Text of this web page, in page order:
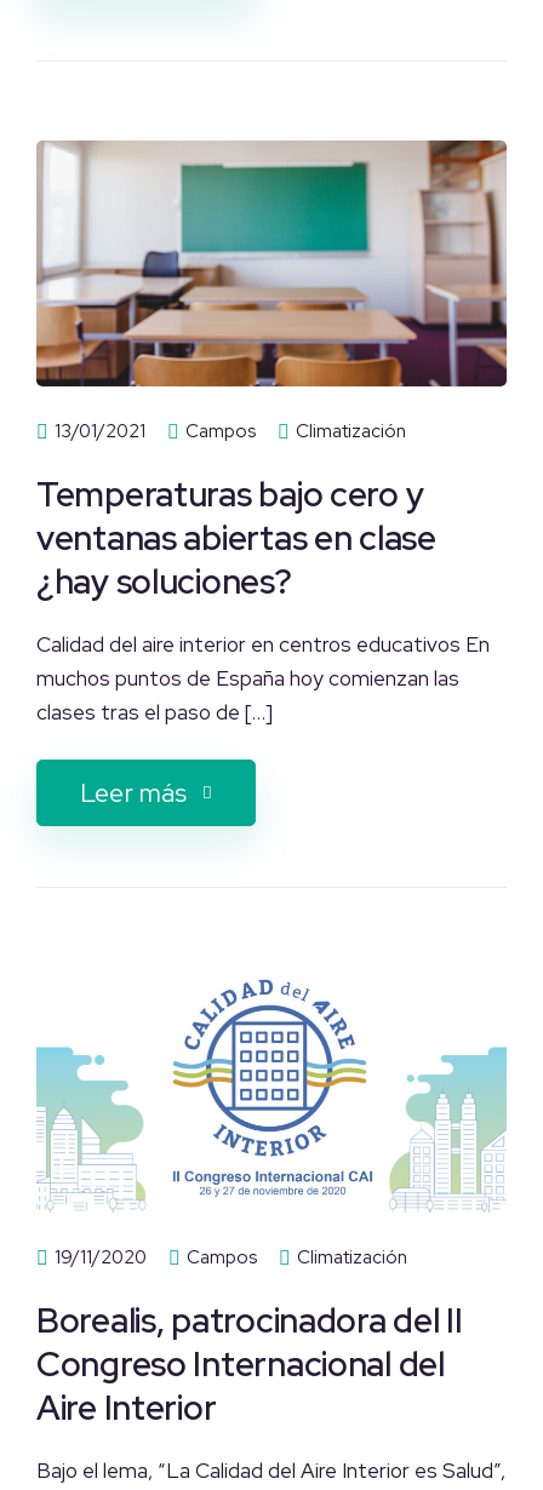
13/01/2021 Campos Climatización
Temperaturas bajo cero y
ventanas abiertas en clase
¿hay soluciones?
Calidad del aire interior en centros educativos En
muchos puntos de España hoy comienzan las
clases tras el paso de […]
Leer más
19/11/2020 Campos Climatización
Borealis, patrocinadora del II
Congreso Internacional del
Aire Interior
Bajo el lema, “La Calidad del Aire Interior es Salud”,